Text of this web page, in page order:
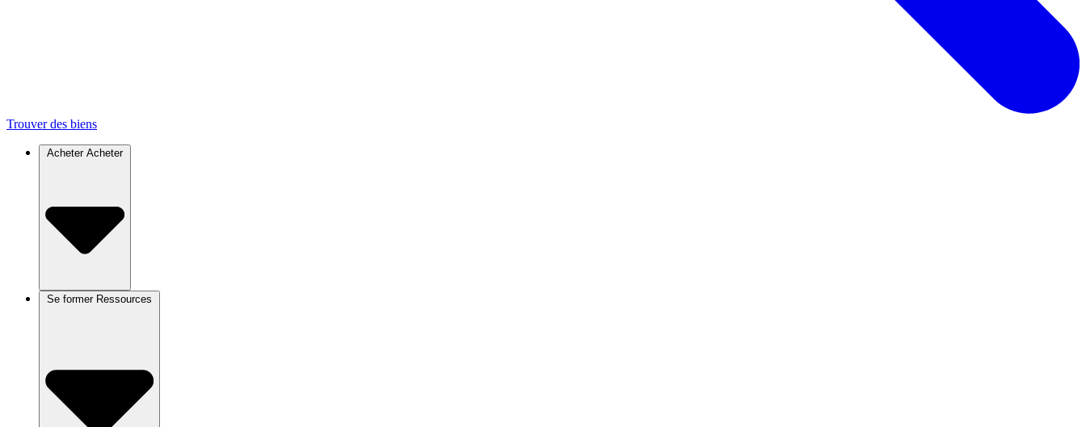
Trouver des biens
Acheter Acheter
Se former